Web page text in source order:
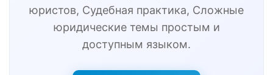
юристов, Судебная практика, Сложные
юридические темы простым и
доступным языком.